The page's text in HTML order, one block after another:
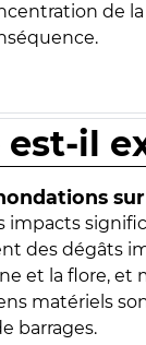
de
il
impacts
des dégâts
et la flore, et
matériels
barrages.